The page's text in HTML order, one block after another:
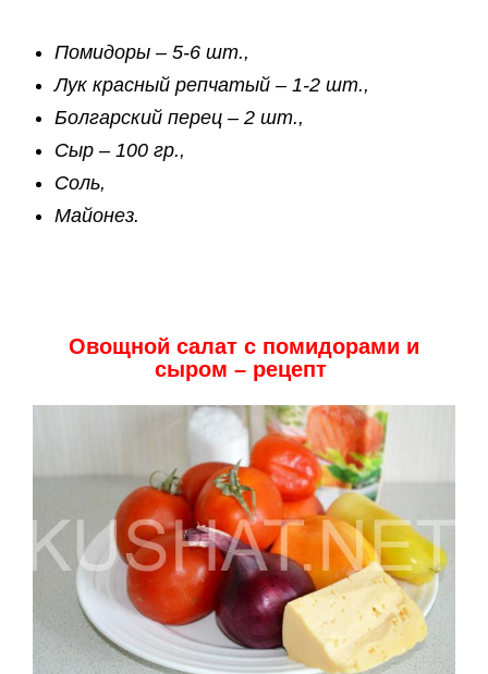
Помидоры – 5-6 шт.,
Лук красный репчатый – 1-2 шт.,
Болгарский перец – 2 шт.,
Сыр – 100 гр.,
Соль,
Майонез.
Овощной салат с помидорами и
сыром – рецепт